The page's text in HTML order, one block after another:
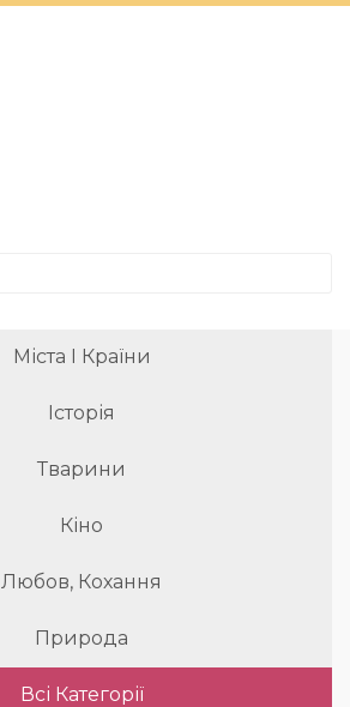
Міста І Країни
Історія
Тварини
Кіно
Любов, Кохання
Природа
Всі Категорії